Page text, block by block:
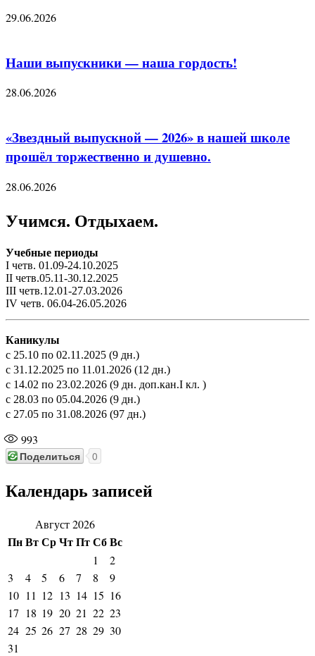
29.06.2026
Наши выпускники — наша гордость!
28.06.2026
«Звездный выпускной — 2026» в нашей школе
прошёл торжественно и душевно.
28.06.2026
Учимся. Отдыхаем.
Учебные периоды
I четв. 01.09-24.10.2025
II четв.05.11-30.12.2025
III четв.12.01-27.03.2026
IV четв. 06.04-26.05.2026
Каникулы
с 25.10 по 02.11.2025 (9 дн.)
с 31.12.2025 по 11.01.2026 (12 дн.)
с 14.02 по 23.02.2026 (9 дн. доп.кан.I кл. )
с 28.03 по 05.04.2026 (9 дн.)
с 27.05 по 31.08.2026 (97 дн.)
993
Поделиться 0
Календарь записей
Август 2026
ПнВтСрЧтПтСбВс
1
2
3
4 5 6 7 8
9
10 11 12 13 14 15 16
17 18 19 20 21 22 23
24 25 26 27 28 29 30
31